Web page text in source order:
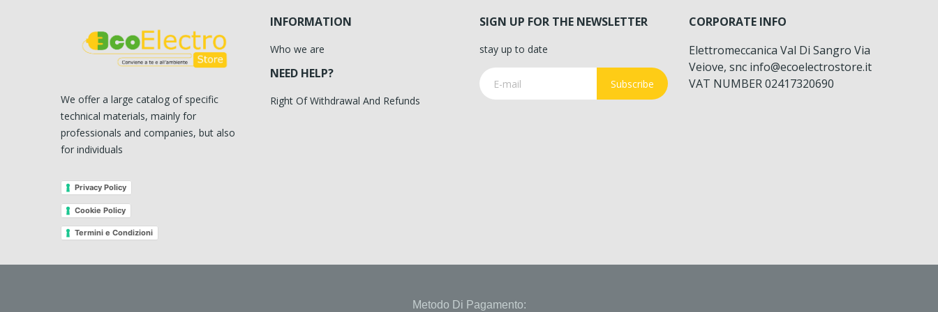
We offer a large catalog of specific
technical materials, mainly for
professionals and companies, but also
for individuals
Privacy Policy
Cookie Policy
Termini e Condizioni
INFORMATION
Who we are
NEED HELP?
Right Of Withdrawal And Refunds
SIGN UP FOR THE NEWSLETTER
stay up to date
Subscribe
CORPORATE INFO
Elettromeccanica Val Di Sangro Via
Veiove, snc info@ecoelectrostore.it
VAT NUMBER 02417320690
Metodo Di Pagamento: